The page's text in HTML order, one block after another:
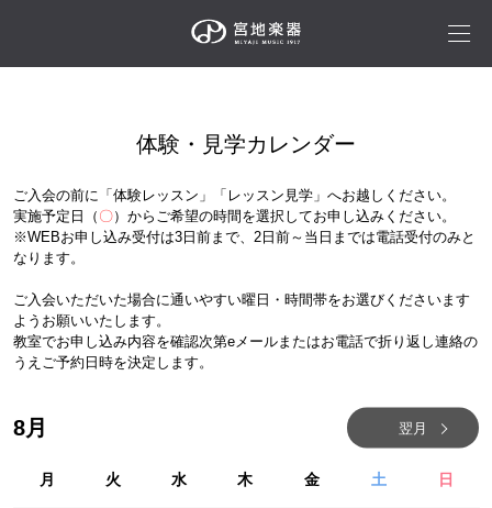
体験・見学カレンダー
ご入会の前に「体験レッスン」「レッスン見学」へお越しください。
実施予定日（ 〇）からご希望の時間を選択してお申し込みください。
※WEBお申し込み受付は3日前まで、2日前～当日までは電話受付のみと
なります。
ご入会いただいた場合に通いやすい曜日・時間帯をお選びくださいます
ようお願いいたします。
教室でお申し込み内容を確認次第eメールまたはお電話で折り返し連絡の
うえご予約日時を決定します。
8月 翌月
月 火 水 木 金 土 日